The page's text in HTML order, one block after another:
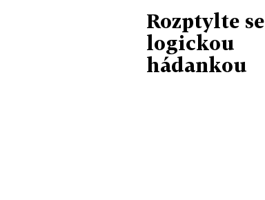
Rozptylte se
logickou
hádankou